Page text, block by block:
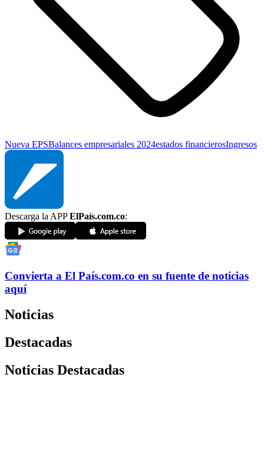
Nueva EPSBalances empresariales 2024estados financierosIngresos
Descarga la APPElPaís.com.co:
Convierta a El País.com.co en su fuente de noticias
aquí
Noticias
Destacadas
Noticias Destacadas